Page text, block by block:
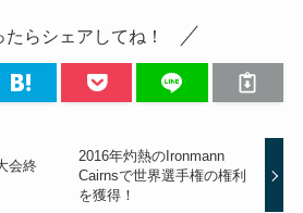
たらシェアしてね！
会終
2016年灼熱のIronmann
Cairnsで世界選手権の権利
を獲得！